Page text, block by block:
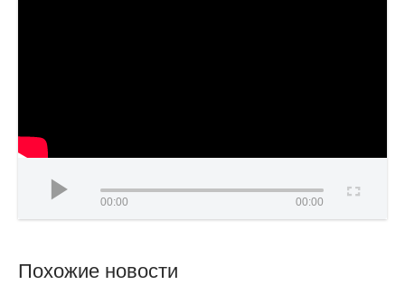
00:00 00:00
Похожие новости